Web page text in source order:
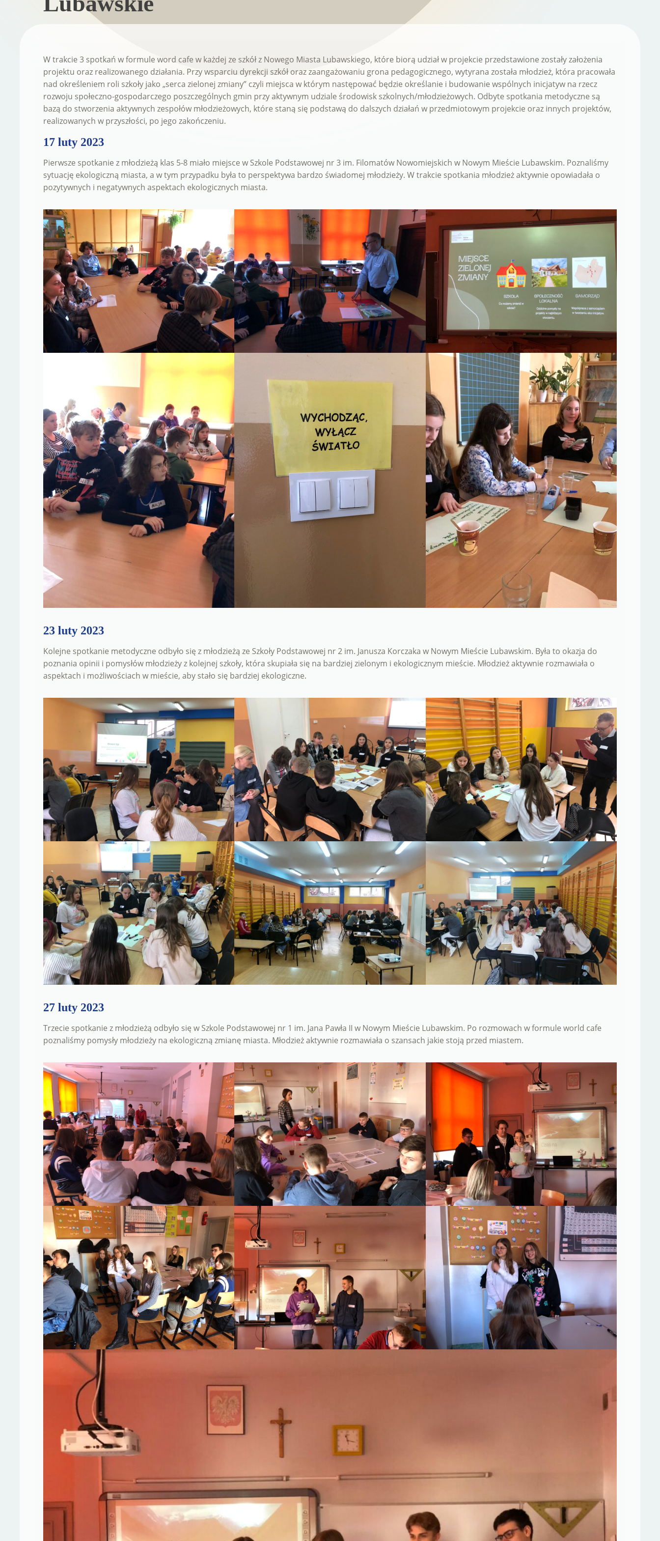
W trakcie 3 spotkań w formule word cafe w każdej ze szkół z Nowego Miasta Lubawskiego, które biorą udział w projekcie przedstawione zostały założenia
projektu oraz realizowanego działania. Przy wsparciu dyrekcji szkół oraz zaangażowaniu grona pedagogicznego, wytyrana została młodzież, która pracowała
nad określeniem roli szkoły jako „serca zielonej zmiany” czyli miejsca w którym następować będzie określanie i budowanie wspólnych inicjatyw na rzecz
rozwoju społeczno-gospodarczego poszczególnych gmin przy aktywnym udziale środowisk szkolnych/młodzieżowych. Odbyte spotkania metodyczne są
bazą do stworzenia aktywnych zespołów młodzieżowych, które staną się podstawą do dalszych działań w przedmiotowym projekcie oraz innych projektów,
realizowanych w przyszłości, po jego zakończeniu.
17 luty 2023
Pierwsze spotkanie z młodzieżą klas 5-8 miało miejsce w Szkole Podstawowej nr 3 im. Filomatów Nowomiejskich w Nowym Mieście Lubawskim. Poznaliśmy
sytuację ekologiczną miasta, a w tym przypadku była to perspektywa bardzo świadomej młodzieży. W trakcie spotkania młodzież aktywnie opowiadała o
pozytywnych i negatywnych aspektach ekologicznych miasta.
23 luty 2023
Kolejne spotkanie metodyczne odbyło się z młodzieżą ze Szkoły Podstawowej nr 2 im. Janusza Korczaka w Nowym Mieście Lubawskim. Była to okazja do
poznania opinii i pomysłów młodzieży z kolejnej szkoły, która skupiała się na bardziej zielonym i ekologicznym mieście. Młodzież aktywnie rozmawiała o
aspektach i możliwościach w mieście, aby stało się bardziej ekologiczne.
27 luty 2023
Trzecie spotkanie z młodzieżą odbyło się w Szkole Podstawowej nr 1 im. Jana Pawła II w Nowym Mieście Lubawskim. Po rozmowach w formule world cafe
poznaliśmy pomysły młodzieży na ekologiczną zmianę miasta. Młodzież aktywnie rozmawiała o szansach jakie stoją przed miastem.